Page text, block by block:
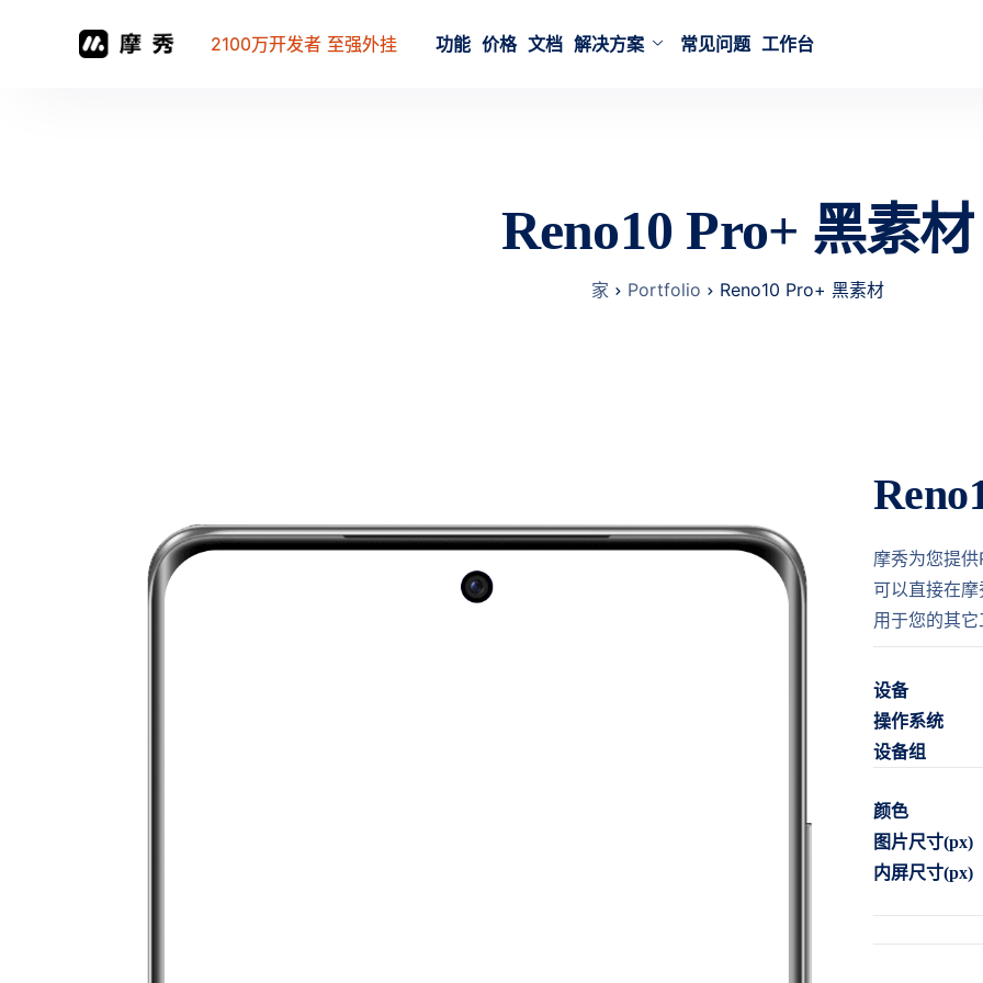
2100万开发者 至强外挂 功能 价格 文档 解决方案 常见问题 工作台
Reno10 Pro+ 黑素材
家 Portfolio Reno10 Pro+ 黑素材
摩秀为您提
可以直接在
用于您的其
设备
操作系统
设备组
颜色
图片尺寸(px)
内屏尺寸(px)